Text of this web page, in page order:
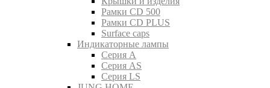
Рамки CD 500
Рамки CD PLUS
Surface caps
Индикаторные лампы
Серия A
Серия AS
Серия LS